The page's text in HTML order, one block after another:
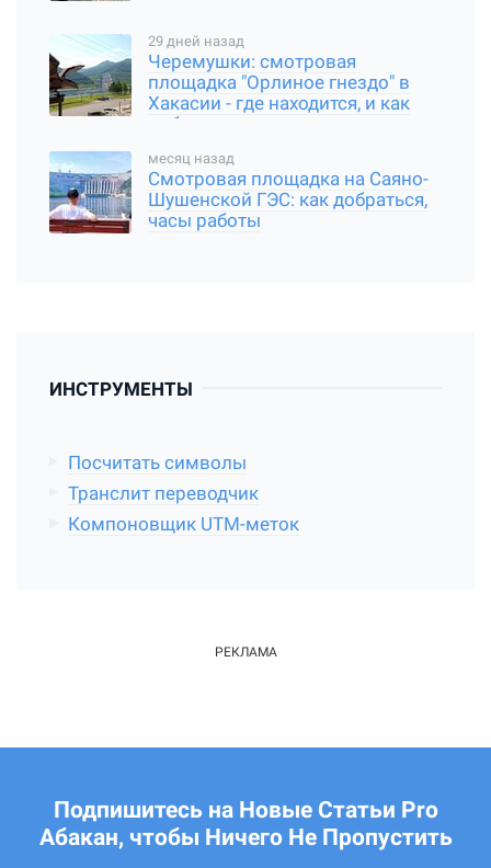
29 дней назад
Черемушки: смотровая
площадка "Орлиное гнездо" в
Хакасии - где находится, и как
добраться
месяц назад
Смотровая площадка на Саяно-
Шушенской ГЭС: как добраться,
часы работы
ИНСТРУМЕНТЫ
Посчитать символы
Транслит переводчик
Компоновщик UTM-меток
Подпишитесь на Новые Статьи Pro
Абакан, чтобы Ничего Не Пропустить